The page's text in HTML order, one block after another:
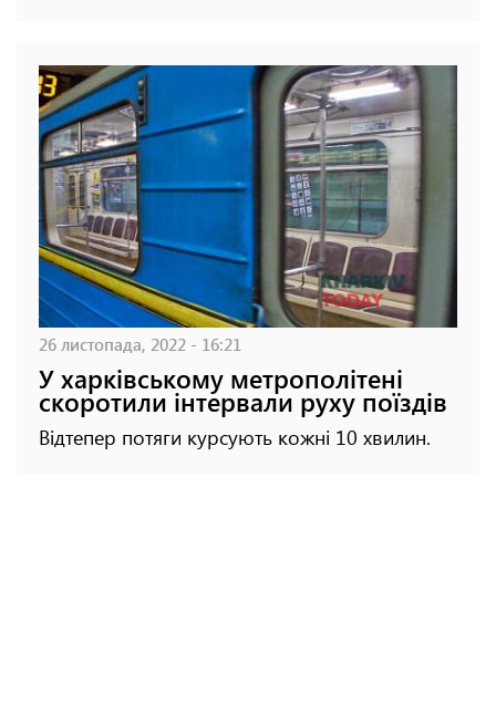
26 листопада, 2022 - 16:21
У харківському метрополітені
скоротили інтервали руху поїздів
Відтепер потяги курсують кожні 10 хвилин.